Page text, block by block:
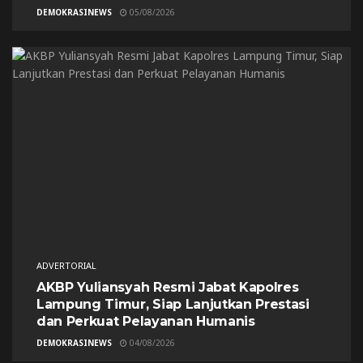
DEMOKRASINEWS 05/08/2026
ADVERTORIAL
AKBP Yuliansyah Resmi Jabat Kapolres
Lampung Timur, Siap Lanjutkan Prestasi
dan Perkuat Pelayanan Humanis
DEMOKRASINEWS 04/08/2026